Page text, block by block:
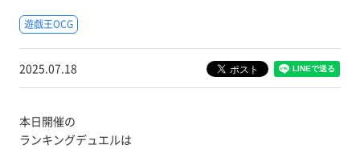
遊戯王OCG
2025.07.18
本日開催の
ランキングデュエルは